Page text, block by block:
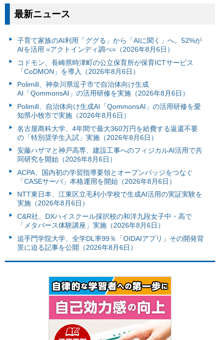
最新ニュース
子育て家族のAI利用「ググる」から「AIに聞く」へ。52%が
AIを活用 =アクトインディ調べ=（2026年8月6日）
コドモン、長崎県時津町の公立保育所が保育ICTサービス
「CoDMON」を導入（2026年8月6日）
Polimill、神奈川県逗子市で自治体向け生成
AI「QommonsAI」の活用研修を実施（2026年8月6日）
Polimill、自治体向け生成AI「QommonsAI」の活用研修を愛
知県小牧市で実施（2026年8月6日）
名古屋商科大学、4年間で最大360万円を給費する返還不要
の「特別奨学生入試」実施（2026年8月6日）
安藤ハザマと神戸高専、建設工事へのフィジカルAI活用で共
同研究を開始（2026年8月6日）
ACPA、国内初の学習指導要領とオープンバッジをつなぐ
「CASEサーバ」本格運用を開始（2026年8月6日）
NTT東日本、江東区立毛利小学校で生成AI活用の実証実験を
実施（2026年8月6日）
C&R社、DXハイスクール採択校の和洋九段女子中・高で
「メタバース体験講座」実施（2026年8月6日）
追手門学院大学、全学DL率99％「OIDAIアプリ」その開発背
景に迫る記事を公開（2026年8月6日）